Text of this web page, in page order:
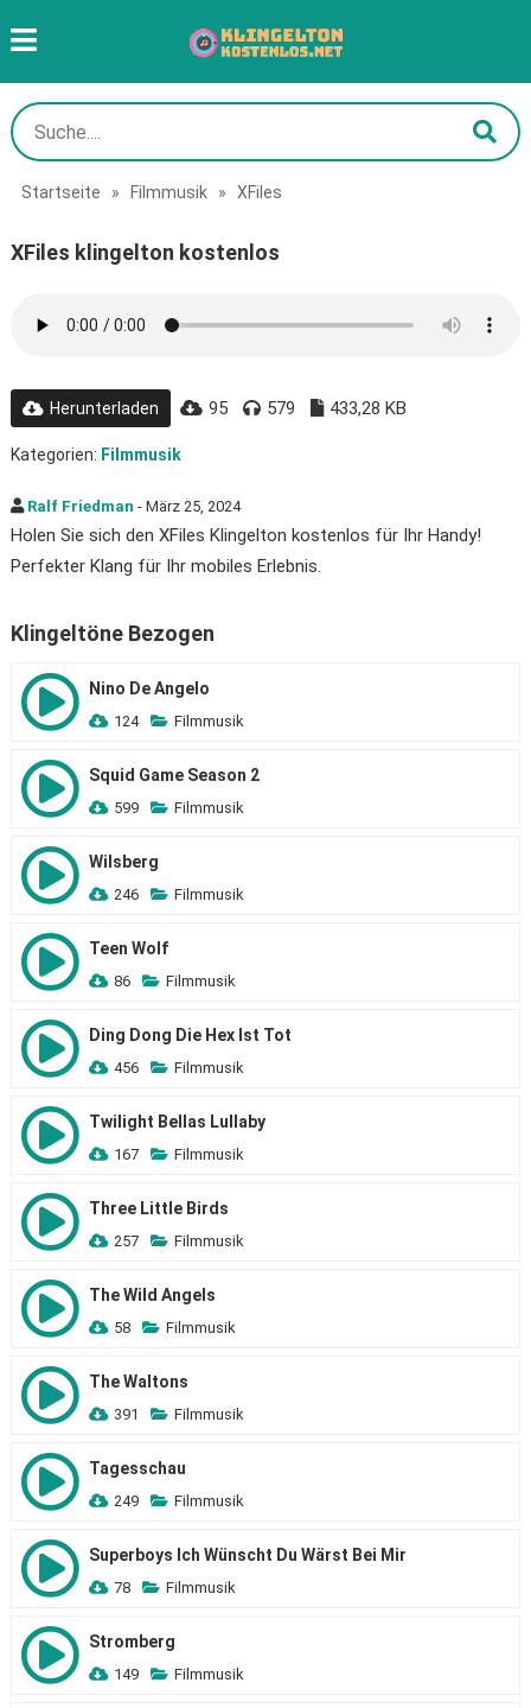
Startseite » Filmmusik » XFiles
XFiles klingelton kostenlos
Herunterladen 95 579 433,28 KB
Kategorien: Filmmusik
Ralf Friedman - März 25, 2024
Holen Sie sich den XFiles Klingelton kostenlos für Ihr Handy!
Perfekter Klang für Ihr mobiles Erlebnis.
Klingeltöne Bezogen
Nino De Angelo
124 Filmmusik
Squid Game Season 2
599 Filmmusik
Wilsberg
246 Filmmusik
Teen Wolf
86 Filmmusik
Ding Dong Die Hex Ist Tot
456 Filmmusik
Twilight Bellas Lullaby
167 Filmmusik
Three Little Birds
257 Filmmusik
The Wild Angels
58 Filmmusik
The Waltons
391 Filmmusik
Tagesschau
249 Filmmusik
Superboys Ich Wünscht Du Wärst Bei Mir
78 Filmmusik
Stromberg
149 Filmmusik